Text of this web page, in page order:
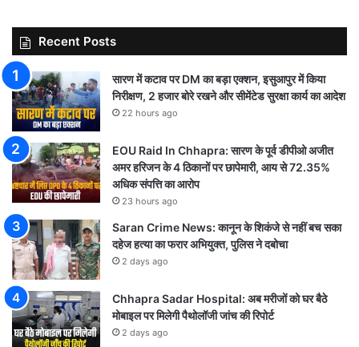
Recent Posts
सारण में कटाव पर DM का बड़ा एक्शन, इसुआपुर में किया
निरीक्षण, 2 हजार बोरे रखने और सीमेंटेड सुरक्षा कार्य का आदेश
22 hours ago
EOU Raid In Chhapra: सारण के पूर्व डीपीओ अजीत
अमर हरिजन के 4 ठिकानों पर छापेमारी, आय से 72.35%
अधिक संपत्ति का आरोप
23 hours ago
Saran Crime News: कानून के शिकंजे से नहीं बच सका
दहेज हत्या का फरार अभियुक्त, पुलिस ने दबोचा
2 days ago
Chhapra Sadar Hospital: अब मरीजों को घर बैठे
मोबाइल पर मिलेगी पैथोलॉजी जांच की रिपोर्ट
2 days ago